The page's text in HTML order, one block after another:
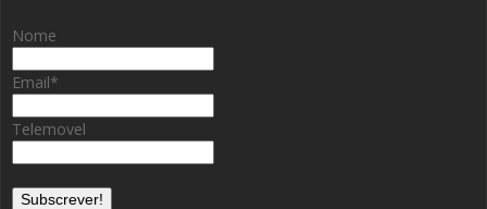
Nome
Email*
Telemovel